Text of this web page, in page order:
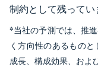
制約として残ってい
*当社の予測では、推
く方向性のあるもの
成長、構成効果、およ